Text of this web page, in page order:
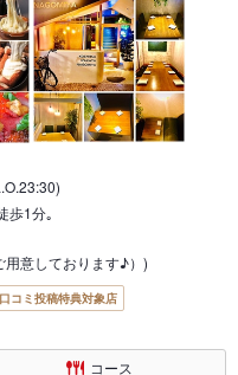
歩1分｡
意しております♪）)
口コミ投稿特典対象店
コース